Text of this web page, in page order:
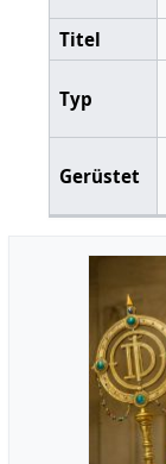
Titel
Typ
Gerüstet